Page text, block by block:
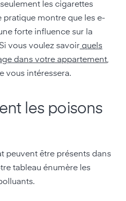
les cigarettes
pratique montre que les e-
forte influence sur la
vous voulez savoir quels
dans votre appartement,
vous intéressera.
les poisons
peuvent être présents dans
tableau énumère les